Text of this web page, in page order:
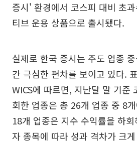
증시' 환경에서 코스피 대비 초
티브 운용 상품으로 출시됐다.
실제로 한국 증시는 주도 업종
간 극심한 편차를 보이고 있다.
WICS에 따르면, 지난달 말 기준
회한 업종은 총 26개 업종 중 8
18개 업종은 지수 수익률을 하
자 종목에 따라 성과 격차가 크